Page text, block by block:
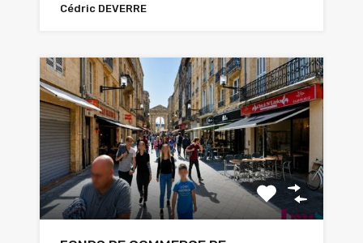
Cédric DEVERRE